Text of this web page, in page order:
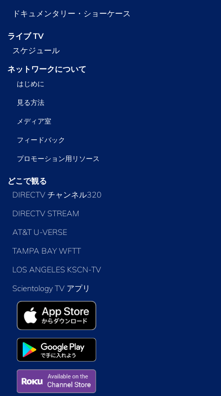
ドキュメンタリー・ショーケース
ライブ TV
スケジュール
ネットワークについて
はじめに
見る方法
メディア室
フィードバック
プロモーション用リソース
どこで観る
DIRECTV チャンネル320
DIRECTV STREAM
AT&T U-VERSE
TAMPA BAY WFTT
LOS ANGELES KSCN-TV
Scientology TV アプリ